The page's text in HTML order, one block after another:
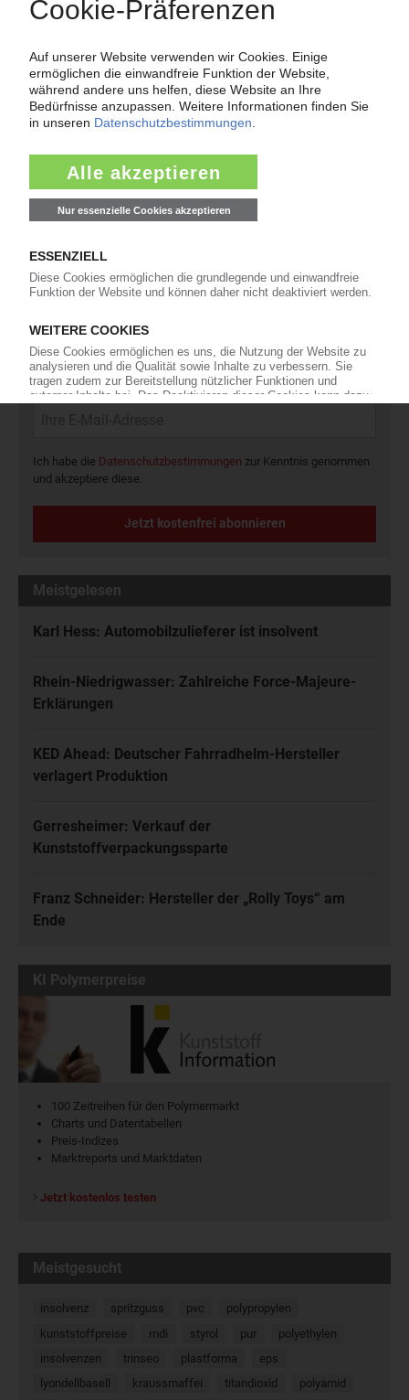
Fragen und Antworten: Was Kunst­stoff­verarbeiter wissen müssen,
wenn der Lieferant nicht mehr liefert – Informationen zum
Themenkomplex Force Majeure, Corona und Kunststoff-
Preisentwicklung sowie Tipps für die Praxis.
Newsletter
Die wichtigsten Nachrichten und Neuigkeiten aus der
Kunststoffbranche – jeden Tag brandaktuell!
Ich habe die Datenschutzbestimmungen zur Kenntnis genommen
und akzeptiere diese.
Jetzt kostenfrei abonnieren
Meistgelesen
Karl Hess: Automobilzulieferer ist insolvent
Rhein-Niedrigwasser: Zahlreiche Force-Majeure-
Erklärungen
KED Ahead: Deutscher Fahrradhelm-Hersteller
verlagert Produktion
Gerresheimer: Verkauf der
Kunststoffverpackungssparte
Franz Schneider: Hersteller der „Rolly Toys“ am
Ende
KI Polymerpreise
100 Zeitreihen für den Polymermarkt
Charts und Datentabellen
Preis-Indizes
Marktreports und Marktdaten
Jetzt kostenlos testen
Meistgesucht
insolvenz spritzguss pvc
polypropylen
kunststoffpreise
mdi styrol pur
polyethylen
insolvenzen
trinseo plastforma
eps
lyondellbasell
kraussmaffei titandioxid
polyamid